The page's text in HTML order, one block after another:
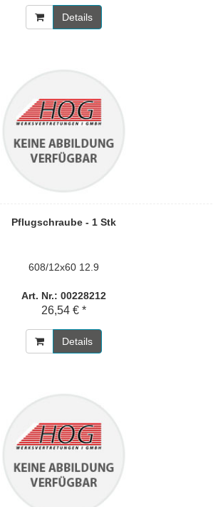
Details
Pflugschraube - 1 Stk
608/12x60 12.9
Art. Nr.: 00228212
26,54 € *
Details